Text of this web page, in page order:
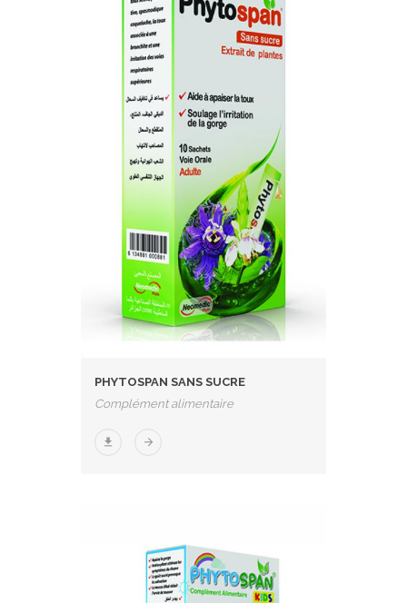
PHYTOSPAN SANS SUCRE
Complément alimentaire